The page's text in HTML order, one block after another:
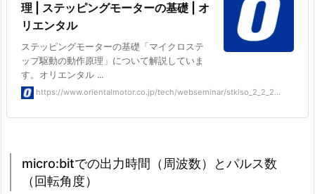
理 | ステッピングモーターの基礎 | オ
リエンタル
ステッピングモーターの基礎「マイクロステ
ップ駆動の動作原理」について解説していま
す。オリエンタル ...
https://www.orientalmotor.co.jp/tech/webseminar/stkiso_2_2_2...
micro:bitでの出力時間（周波数）とパルス数
（回転角度）